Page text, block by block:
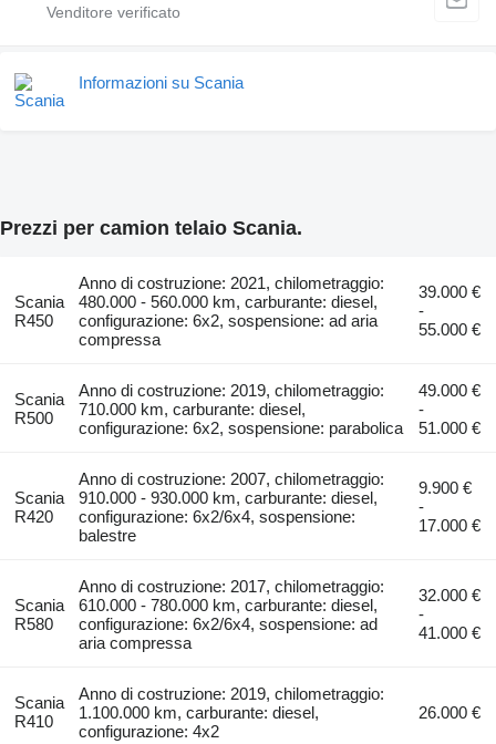
Informazioni su Scania
Prezzi per camion telaio Scania.
Scania
R450
Anno di costruzione: 2021, chilometraggio:
480.000 - 560.000 km, carburante: diesel,
configurazione: 6x2, sospensione: ad aria
compressa
39.000 €
-
55.000 €
Scania
R500
Anno di costruzione: 2019, chilometraggio:
710.000 km, carburante: diesel,
configurazione: 6x2, sospensione: parabolica
49.000 €
-
51.000 €
Scania
R420
Anno di costruzione: 2007, chilometraggio:
910.000 - 930.000 km, carburante: diesel,
configurazione: 6x2/6x4, sospensione:
balestre
9.900 €
-
17.000 €
Scania
R580
Anno di costruzione: 2017, chilometraggio:
610.000 - 780.000 km, carburante: diesel,
configurazione: 6x2/6x4, sospensione: ad
aria compressa
32.000 €
-
41.000 €
Scania
R410
Anno di costruzione: 2019, chilometraggio:
1.100.000 km, carburante: diesel,
configurazione: 4x2
26.000 €